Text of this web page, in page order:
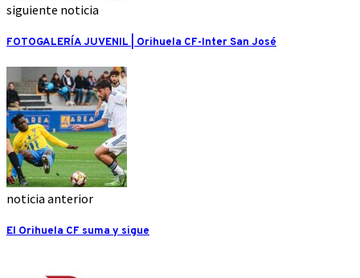
siguiente noticia
FOTOGALERÍA JUVENIL | Orihuela CF-Inter San José
noticia anterior
El Orihuela CF suma y sigue